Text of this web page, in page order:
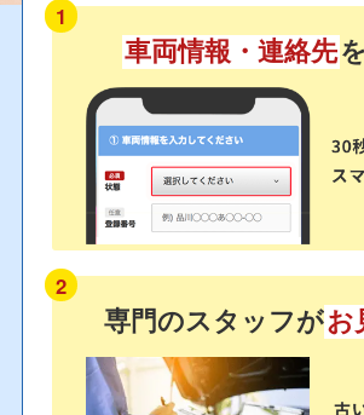
1
車両情報・連絡先
2
専門のスタッフがお